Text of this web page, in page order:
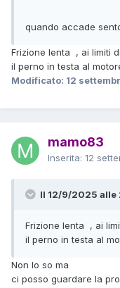
quando accade
Frizione lenta , ai limiti
il perno in testa al
Modificato: 12
mamo83
Inserita: 12
Il 12/9/2025 alle
Frizione lenta , ai
il perno in testa al
Non lo so ma
ci posso guardare la